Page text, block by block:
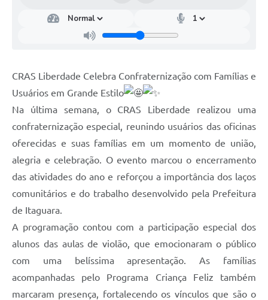
CRAS Liberdade Celebra Confraternização com Famílias e
Usuários em Grande Estilo
Na última semana, o CRAS Liberdade realizou uma
confraternização especial, reunindo usuários das oficinas
oferecidas e suas famílias em um momento de união,
alegria e celebração. O evento marcou o encerramento
das atividades do ano e reforçou a importância dos laços
comunitários e do trabalho desenvolvido pela Prefeitura
de Itaguara.
A programação contou com a participação especial dos
alunos das aulas de violão, que emocionaram o público
com uma belíssima apresentação. As famílias
acompanhadas pelo Programa Criança Feliz também
marcaram presença, fortalecendo os vínculos que são o